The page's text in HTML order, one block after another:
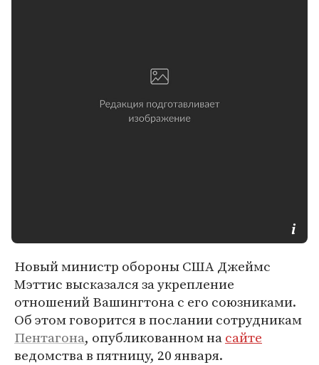
Новый министр обороны США Джеймс
Мэттис высказался за укрепление
отношений Вашингтона с его союзниками.
Об этом говорится в послании сотрудникам
Пентагона, опубликованном насайте
ведомства в пятницу, 20 января.